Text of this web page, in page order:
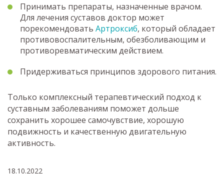
Принимать препараты, назначенные врачом.
Для лечения суставов доктор может
порекомендовать Артроксиб, который обладает
противовоспалительным, обезболивающим и
противоревматическим действием.
Придерживаться принципов здорового питания.
Только комплексный терапевтический подход к
суставным заболеваниям поможет дольше
сохранить хорошее самочувствие, хорошую
подвижность и качественную двигательную
активность.
18.10.2022